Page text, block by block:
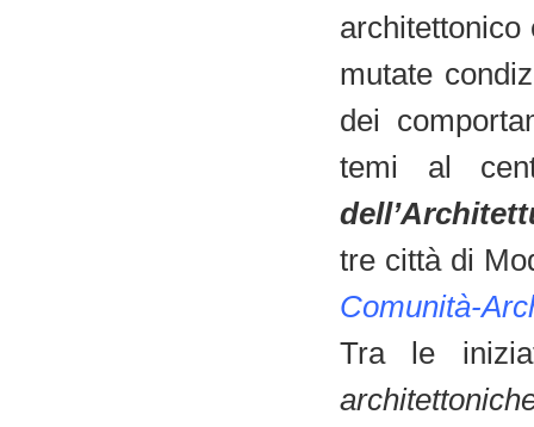
mutate
dei
temi al
tre città di
Comunità-
Tra le